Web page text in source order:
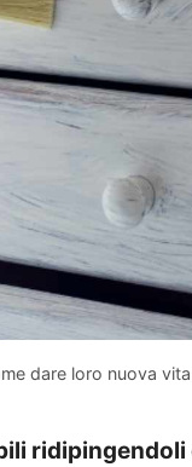
dare loro nuova